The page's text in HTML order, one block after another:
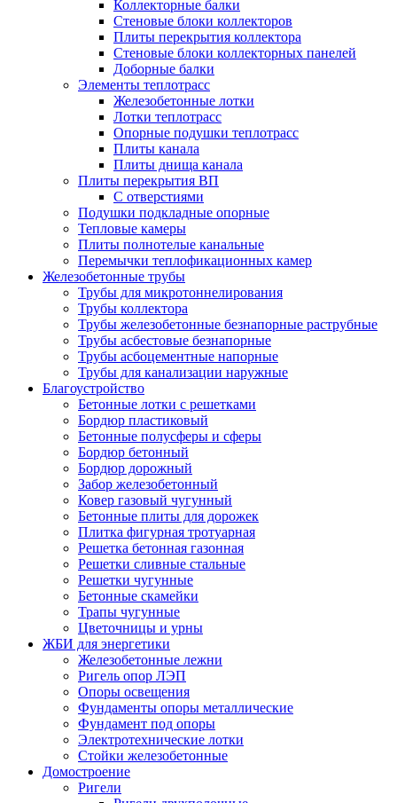
Коллекторные балки
Стеновые блоки коллекторов
Плиты перекрытия коллектора
Стеновые блоки коллекторных панелей
Доборные балки
Элементы теплотрасс
Железобетонные лотки
Лотки теплотрасс
Опорные подушки теплотрасс
Плиты канала
Плиты днища канала
Плиты перекрытия ВП
С отверстиями
Подушки подкладные опорные
Тепловые камеры
Плиты полнотелые канальные
Перемычки теплофикационных камер
Железобетонные трубы
Трубы для микротоннелирования
Трубы коллектора
Трубы железобетонные безнапорные раструбные
Трубы асбестовые безнапорные
Трубы асбоцементные напорные
Трубы для канализации наружные
Благоустройство
Бетонные лотки с решетками
Бордюр пластиковый
Бетонные полусферы и сферы
Бордюр бетонный
Бордюр дорожный
Забор железобетонный
Ковер газовый чугунный
Бетонные плиты для дорожек
Плитка фигурная тротуарная
Решетка бетонная газонная
Решетки сливные стальные
Решетки чугунные
Бетонные скамейки
Трапы чугунные
Цветочницы и урны
ЖБИ для энергетики
Железобетонные лежни
Ригель опор ЛЭП
Опоры освещения
Фундаменты опоры металлические
Фундамент под опоры
Электротехнические лотки
Стойки железобетонные
Домостроение
Ригели